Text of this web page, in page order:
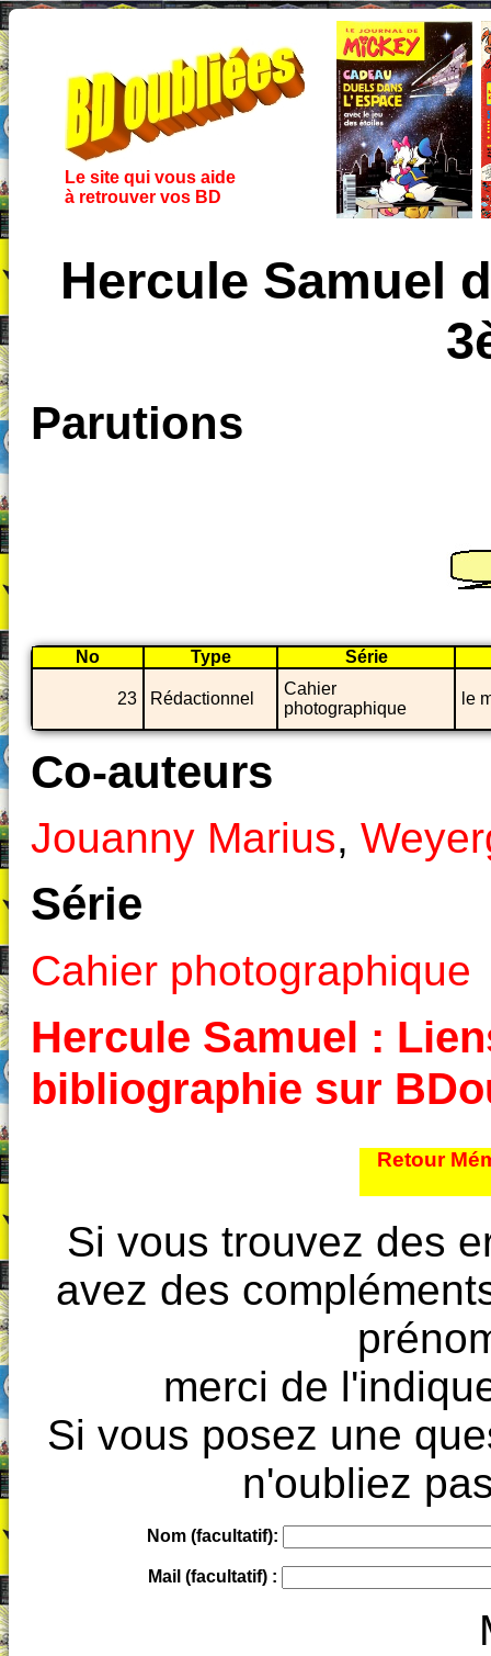
Le site qui vous aide
à retrouver vos BD
Hercule Samuel
Parutions
No Type Série
23 Rédactionnel
Cahier
photographique
le
Co-auteurs
Jouanny Marius,
Série
Cahier photographique
Hercule Samuel :
bibliographie sur
Retour
Si vous trouvez des
avez des
merci de
Si vous posez une
n'oubliez
Nom (facultatif):
Mail (facultatif) :